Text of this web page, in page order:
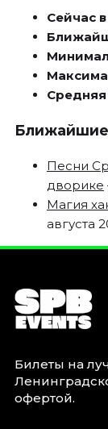
Сейчас
Песни
дворике
Магия
августа
Билеты на
офертой.